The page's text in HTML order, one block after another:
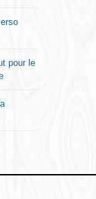
pour le